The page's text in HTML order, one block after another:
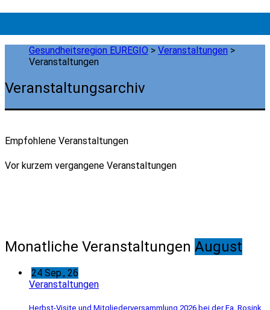
Gesundheitsregion EUREGIO > Veranstaltungen >
Veranstaltungen
Veranstaltungsarchiv
Empfohlene Veranstaltungen
Vor kurzem vergangene Veranstaltungen
Monatliche Veranstaltungen August
24 Sep., 26
Veranstaltungen
Herbst-Visite und Mitgliederversammlung 2026 bei der Fa. Rosink